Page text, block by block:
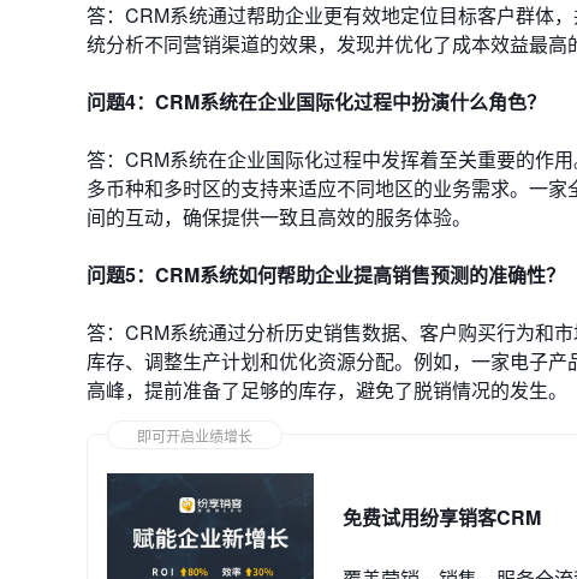
答：CRM系统通过帮助企业更有效地定位目标客户群体
统分析不同营销渠道的效果，发现并优化了成本效益最高
问题4：CRM系统在企业国际化过程中扮演什么角色？
答：CRM系统在企业国际化过程中发挥着至关重要的作
多币种和多时区的支持来适应不同地区的业务需求。一
间的互动，确保提供一致且高效的服务体验。
问题5：CRM系统如何帮助企业提高销售预测的准确性？
答：CRM系统通过分析历史销售数据、客户购买行为和
库存、调整生产计划和优化资源分配。例如，一家电子
高峰，提前准备了足够的库存，避免了脱销情况的发生。
即可开启业绩增长
免费试用纷享销客CRM